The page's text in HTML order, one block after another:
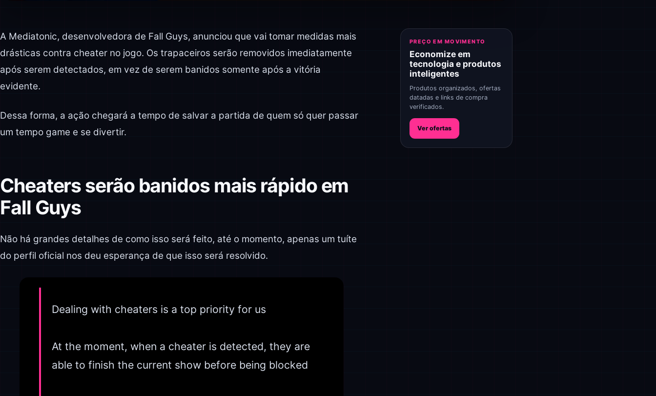
A Mediatonic, desenvolvedora de Fall Guys, anunciou que vai tomar medidas mais
drásticas contra cheater no jogo. Os trapaceiros serão removidos imediatamente
após serem detectados, em vez de serem banidos somente após a vitória
evidente.
Dessa forma, a ação chegará a tempo de salvar a partida de quem só quer passar
um tempo game e se divertir.
Cheaters serão banidos mais rápido em
Fall Guys
Não há grandes detalhes de como isso será feito, até o momento, apenas um tuíte
do perfil oficial nos deu esperança de que isso será resolvido.
Dealing with cheaters is a top priority for us
At the moment, when a cheater is detected, they are
able to finish the current show before being blocked
PREÇO EM MOVIMENTO
Economize em
tecnologia e produtos
inteligentes
Produtos organizados, ofertas
datadas e links de compra
verificados.
Ver ofertas